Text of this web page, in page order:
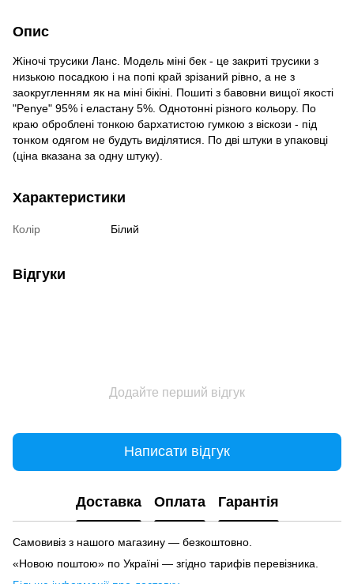
Опис
Жіночі трусики Ланс. Модель міні бек - це закриті трусики з
низькою посадкою і на попі край зрізаний рівно, а не з
заокругленням як на міні бікіні. Пошиті з бавовни вищої якості
"Penye" ​​95% і еластану 5%. Однотонні різного кольору. По
краю оброблені тонкою бархатистою гумкою з віскози - під
тонком одягом не будуть виділятися. По дві штуки в упаковці
(ціна вказана за одну штуку).
Характеристики
Колір Білий
Відгуки
Додайте перший відгук
Написати відгук
Доставка Оплата Гарантія
Самовивіз з нашого магазину — безкоштовно.
«Новою поштою» по Україні — згідно тарифів перевізника.